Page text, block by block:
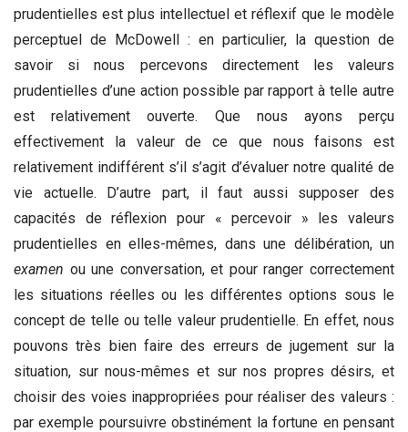
prudentielles est plus intellectuel et réflexif que le modèle
perceptuel de McDowell : en particulier, la question de
savoir si nous percevons directement les valeurs
prudentielles d’une action possible par rapport à telle autre
est relativement ouverte. Que nous ayons perçu
effectivement la valeur de ce que nous faisons est
relativement indifférent s’il s’agit d’évaluer notre qualité de
vie actuelle. D’autre part, il faut aussi supposer des
capacités de réflexion pour « percevoir » les valeurs
prudentielles en elles-mêmes, dans une délibération, un
examen ou une conversation, et pour ranger correctement
les situations réelles ou les différentes options sous le
concept de telle ou telle valeur prudentielle. En effet, nous
pouvons très bien faire des erreurs de jugement sur la
situation, sur nous-mêmes et sur nos propres désirs, et
choisir des voies inappropriées pour réaliser des valeurs :
par exemple poursuivre obstinément la fortune en pensant